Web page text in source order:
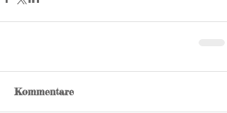
Kommentare